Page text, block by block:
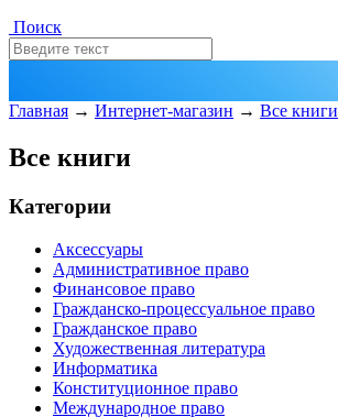
Поиск
Главная → Интернет-магазин → Все книги
Все книги
Категории
Аксессуары
Административное право
Финансовое право
Гражданско-процессуальное право
Гражданское право
Художественная литература
Информатика
Конституционное право
Международное право